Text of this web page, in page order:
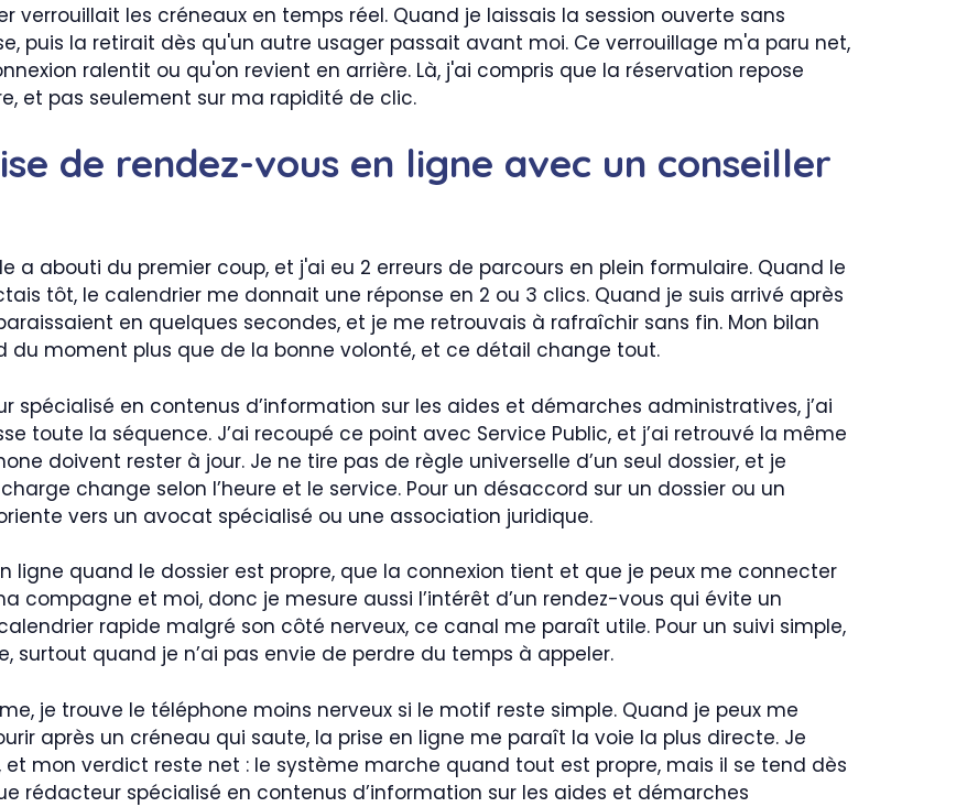
verrouillait les créneaux en temps réel. Quand je laissais la session ouverte sans
puis la retirait dès qu'un autre usager passait avant moi. Ce verrouillage m'a paru net,
ralentit ou qu'on revient en arrière. Là, j'ai compris que la réservation repose
et pas seulement sur ma rapidité de clic.
de rendez-vous en ligne avec un conseiller
a abouti du premier coup, et j'ai eu 2 erreurs de parcours en plein formulaire. Quand le
tôt, le calendrier me donnait une réponse en 2 ou 3 clics. Quand je suis arrivé après
en quelques secondes, et je me retrouvais à rafraîchir sans fin. Mon bilan
du moment plus que de la bonne volonté, et ce détail change tout.
spécialisé en contenus d’information sur les aides et démarches administratives, j’ai
toute la séquence. J’ai recoupé ce point avec Service Public, et j’ai retrouvé la même
doivent rester à jour. Je ne tire pas de règle universelle d’un seul dossier, et je
change selon l’heure et le service. Pour un désaccord sur un dossier ou un
vers un avocat spécialisé ou une association juridique.
ligne quand le dossier est propre, que la connexion tient et que je peux me connecter
compagne et moi, donc je mesure aussi l’intérêt d’un rendez-vous qui évite un
rapide malgré son côté nerveux, ce canal me paraît utile. Pour un suivi simple,
surtout quand je n’ai pas envie de perdre du temps à appeler.
je trouve le téléphone moins nerveux si le motif reste simple. Quand je peux me
après un créneau qui saute, la prise en ligne me paraît la voie la plus directe. Je
et mon verdict reste net : le système marche quand tout est propre, mais il se tend dès
rédacteur spécialisé en contenus d’information sur les aides et démarches